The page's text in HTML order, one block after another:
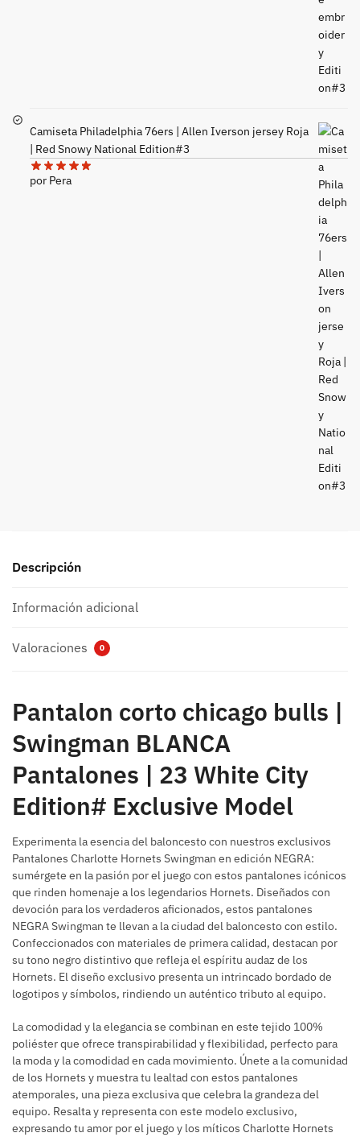
Camiseta Philadelphia 76ers | Allen Iverson jersey Roja
| Red Snowy National Edition#3
por Pera
Descripción
Información adicional
Valoraciones 0
Pantalon corto chicago bulls |
Swingman BLANCA
Pantalones | 23 White City
Edition# Exclusive Model
Experimenta la esencia del baloncesto con nuestros exclusivos
Pantalones Charlotte Hornets Swingman en edición NEGRA:
sumérgete en la pasión por el juego con estos pantalones icónicos
que rinden homenaje a los legendarios Hornets. Diseñados con
devoción para los verdaderos aficionados, estos pantalones
NEGRA Swingman te llevan a la ciudad del baloncesto con estilo.
Confeccionados con materiales de primera calidad, destacan por
su tono negro distintivo que refleja el espíritu audaz de los
Hornets. El diseño exclusivo presenta un intrincado bordado de
logotipos y símbolos, rindiendo un auténtico tributo al equipo.
La comodidad y la elegancia se combinan en este tejido 100%
poliéster que ofrece transpirabilidad y flexibilidad, perfecto para
la moda y la comodidad en cada movimiento. Únete a la comunidad
de los Hornets y muestra tu lealtad con estos pantalones
atemporales, una pieza exclusiva que celebra la grandeza del
equipo. Resalta y representa con este modelo exclusivo,
expresando tu amor por el juego y los míticos Charlotte Hornets